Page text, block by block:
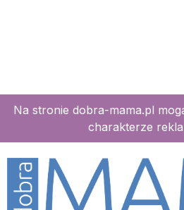
Na stronie dobra-mama.pl
charakterze